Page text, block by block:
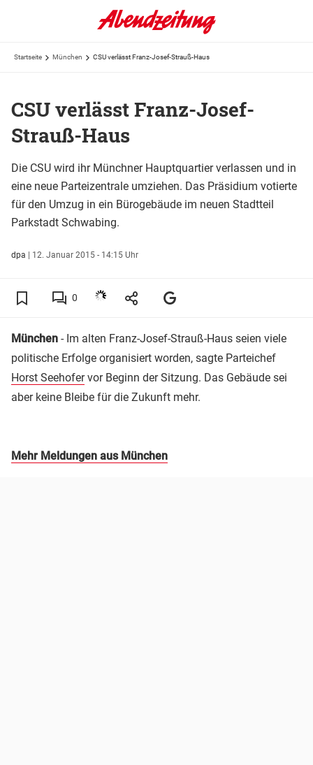
Startseite München CSU verlässt Franz-Josef-Strauß-Haus
CSU verlässt Franz-Josef-
Strauß-Haus
Die CSU wird ihr Münchner Hauptquartier verlassen und in
eine neue Parteizentrale umziehen. Das Präsidium votierte
für den Umzug in ein Bürogebäude im neuen Stadtteil
Parkstadt Schwabing.
dpa | 12. Januar 2015 - 14:15 Uhr
0
München - Im alten Franz-Josef-Strauß-Haus seien viele
politische Erfolge organisiert worden, sagte Parteichef
Horst Seehofervor Beginn der Sitzung. Das Gebäude sei
aber keine Bleibe für die Zukunft mehr.
Mehr Meldungen aus München